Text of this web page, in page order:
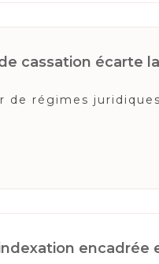
cassation écarte
de régimes